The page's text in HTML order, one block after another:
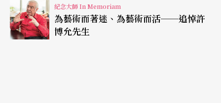
紀念大師 In Memoriam
為藝術而著迷、為藝術而活──追悼許
博允先生